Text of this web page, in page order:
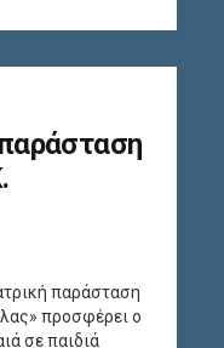
παράσταση
προσφέρει ο
σε παιδιά